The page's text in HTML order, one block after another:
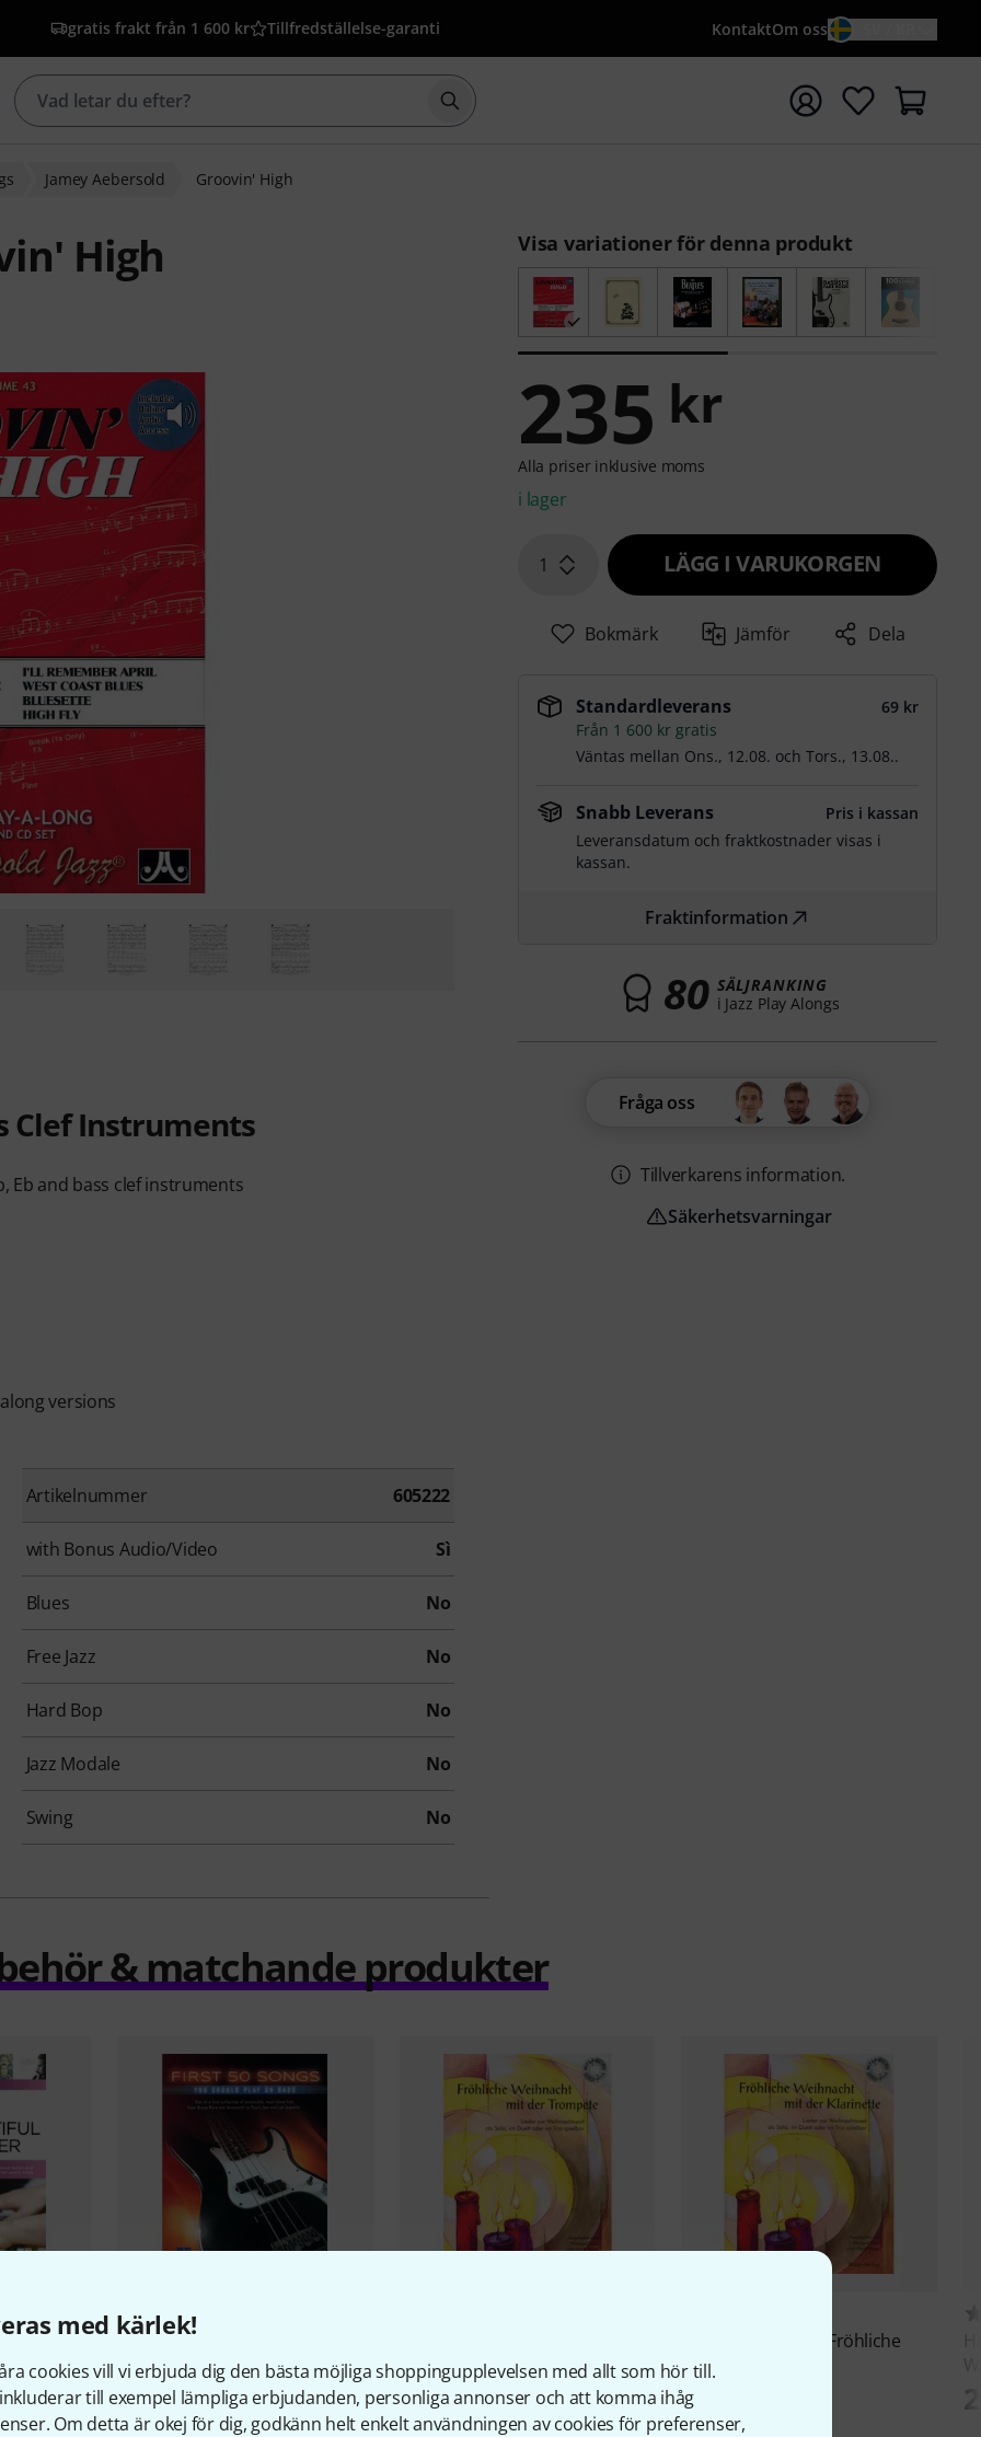
med kärlek!
cookies vill vi erbjuda dig den bästa möjliga shoppingupplevelsen med allt som hör till.
till exempel lämpliga erbjudanden, personliga annonser och att komma ihåg
Om detta är okej för dig, godkänn helt enkelt användningen av cookies för preferenser,
gratis frakt från 1 600 kr Tillfredställelse-garanti KontaktOm oss
Börja sökningen med söktermen {searchTerm}
Jamey Aebersold Groovin' High
High
Clef Instruments
Eb and bass clef instruments
versions
Artikelnummer 605222
with Bonus Audio/Video Sì
Blues No
Free Jazz No
Hard Bop No
Jazz Modale No
Swing No
Visa variationer för denna produkt
235 kr
Alla priser inklusive moms
i lager
1 LÄGG I VARUKORGEN
Bokmärk Jämför Dela
Standardleverans
69 kr
Från 1 600 kr gratis
Väntas mellan Ons., 12.08. ochTors., 13.08..
Snabb Leverans
Pris i kassan
Leveransdatum och fraktkostnader visas i
kassan.
Fraktinformation
80 SÄLJRANKING
i Jazz Play Alongs
Fråga oss
Tillverkarens information.
Säkerhetsvarningar
& matchande produkter
Piano 40
Hal Leonard
Should Bass
261 kr
Weihnacht Trompete
291 kr
Fröhliche
Weihnachten Klar
291 kr